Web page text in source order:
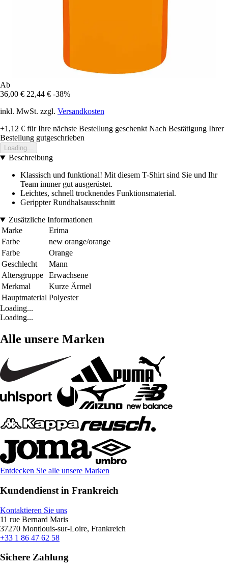
Ab
36,00 € 22,44 € -38%
inkl. MwSt. zzgl. Versandkosten
+1,12 € für Ihre nächste Bestellung geschenkt Nach Bestätigung Ihrer
Bestellung gutgeschrieben
Loading...
Beschreibung
Klassisch und funktional! Mit diesem T-Shirt sind Sie und Ihr
Team immer gut ausgerüstet.
Leichtes, schnell trocknendes Funktionsmaterial.
Gerippter Rundhalsausschnitt
Zusätzliche Informationen
Marke
Erima
Farbe
new orange/orange
Farbe
Orange
Geschlecht
Mann
Altersgruppe
Erwachsene
Merkmal
Kurze Ärmel
Hauptmaterial Polyester
Loading...
Loading...
Alle unsere Marken
Entdecken Sie alle unsere Marken
Kundendienst in Frankreich
Kontaktieren Sie uns
11 rue Bernard Maris
37270 Montlouis-sur-Loire, Frankreich
+33 1 86 47 62 58
Sichere Zahlung